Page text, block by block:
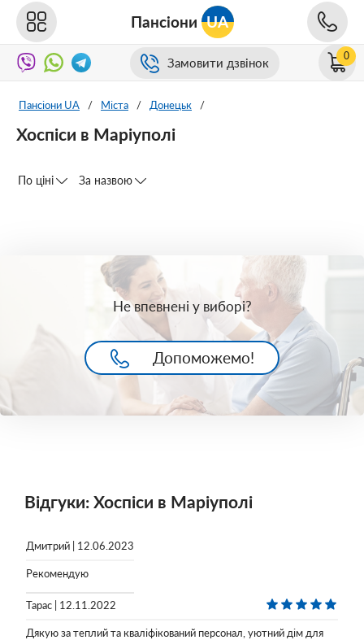
Пансіони UA
Замовити дзвінок 0
Пансіони UA / Міста / Донецьк /
Хоспіси в Маріуполі
По ціні За назвою
Не впевнені у виборі?
Допоможемо!
Відгуки: Хоспіси в Маріуполі
Дмитрий | 12.06.2023
Рекомендую
Тарас | 12.11.2022
Дякую за теплий та кваліфікований персонал, уютний дім для